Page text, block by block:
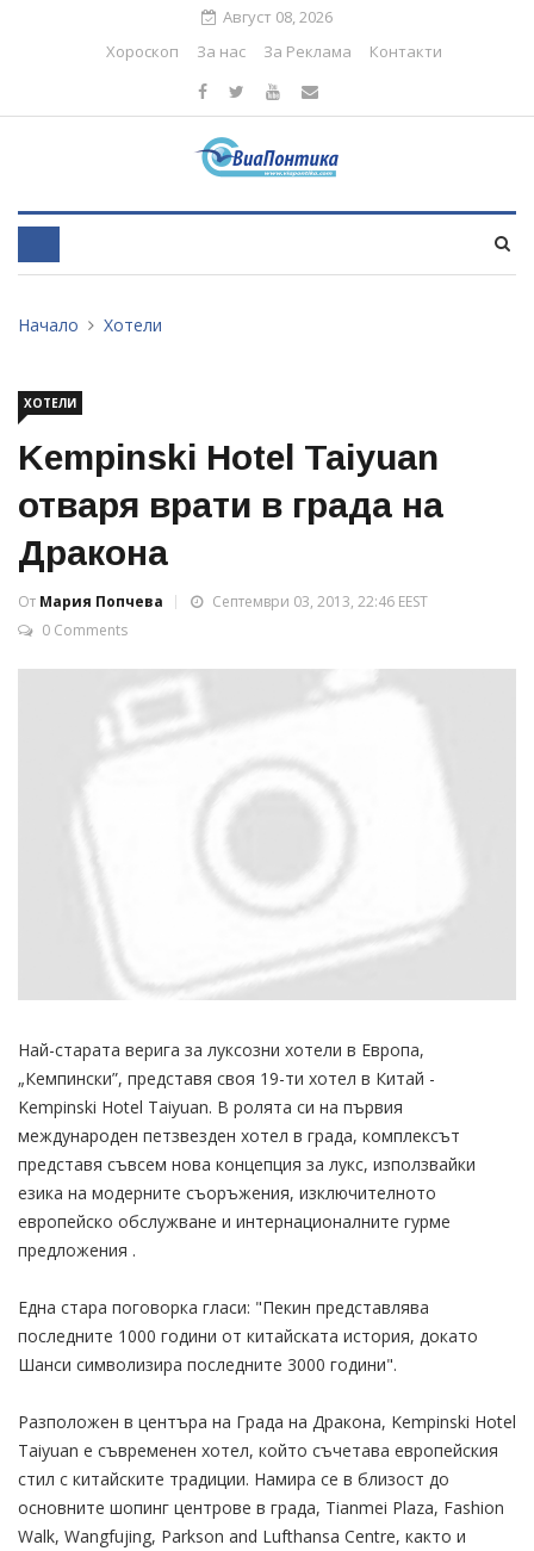
Август 08, 2026
Хороскоп
За нас За Реклама Контакти
Начало Хотели
ХОТЕЛИ
Kempinski Hotel Taiyuan
отваря врати в града на
Дракона
От Мария Попчева
Септември 03, 2013, 22:46 EEST
0 Comments
Най-старата верига за луксозни хотели в Европа,
„Кемпински”, представя своя 19-ти хотел в Китай -
Kempinski Hotel Taiyuan. В ролята си на първия
международен петзвезден хотел в града, комплексът
представя съвсем нова концепция за лукс, използвайки
езика на модерните съоръжения, изключителното
европейско обслужване и интернационалните гурме
предложения .
Една стара поговорка гласи: "Пекин представлява
последните 1000 години от китайската история, докато
Шанси символизира последните 3000 години".
Разположен в центъра на Града на Дракона, Kempinski Hotel
Taiyuan е съвременен хотел, който съчетава европейския
стил с китайските традиции. Намира се в близост до
основните шопинг центрове в града, Tianmei Plaza, Fashion
Walk, Wangfujing, Parkson and Lufthansa Centre, както и